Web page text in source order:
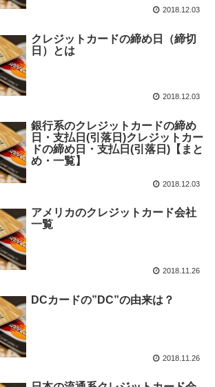
2018.12.03
クレジットカードの締め日（締切
日）とは
2018.12.03
銀行系のクレジットカードの締め
日・支払日(引落日)クレジットカー
ドの締め日・支払日(引落日)【まと
め・一覧】
2018.12.03
アメリカのクレジットカード会社
一覧
2018.11.26
DCカードの”DC”の由来は？
2018.11.26